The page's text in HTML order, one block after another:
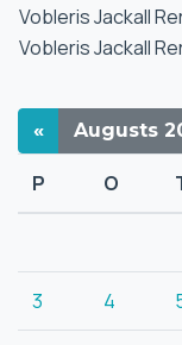
Vobleris Jackall
Vobleris Jackall
« Augusts
P O
3 4